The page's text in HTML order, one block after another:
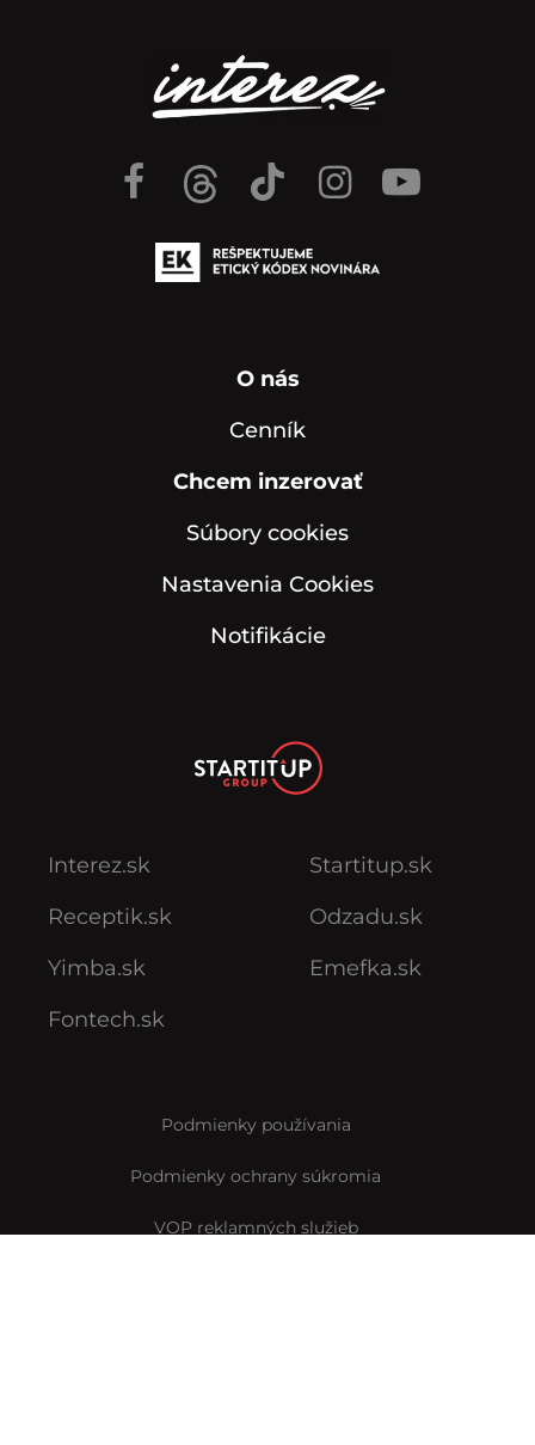
O nás
Cenník
Chcem inzerovať
Súbory cookies
Nastavenia Cookies
Notifikácie
Interez.sk
Receptik.sk
Yimba.sk
Fontech.sk
Startitup.sk
Odzadu.sk
Emefka.sk
Podmienky používania
Podmienky ochrany súkromia
VOP reklamných služieb